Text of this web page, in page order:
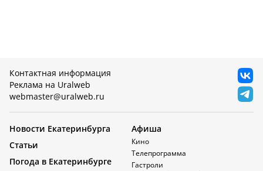
Контактная информация
Реклама на Uralweb
webmaster@uralweb.ru
Новости Екатеринбурга
Статьи
Погода в Екатеринбурге
Афиша
Кино
Телепрограмма
Гастроли